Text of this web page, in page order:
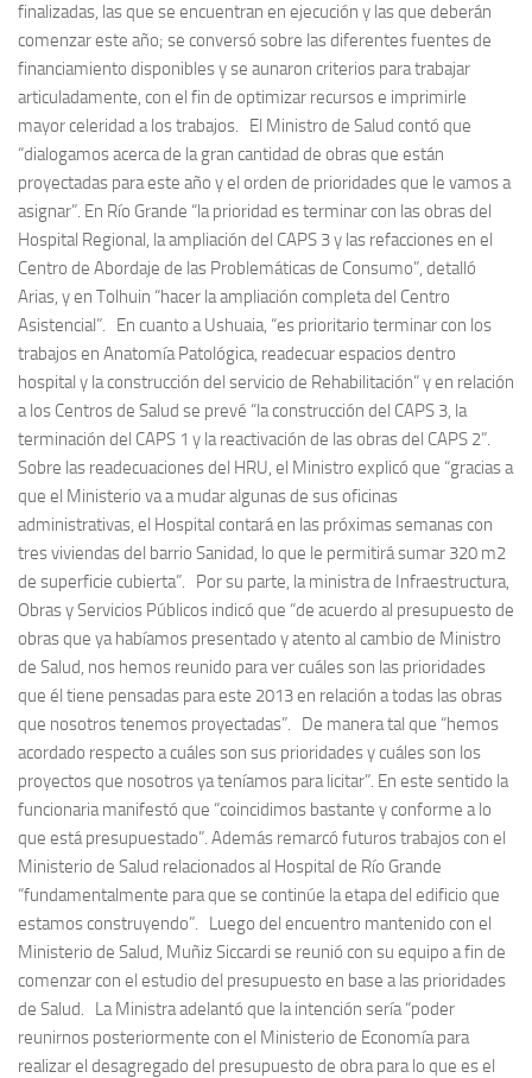
finalizadas, las que se encuentran en ejecución y las que deberán
comenzar este año; se conversó sobre las diferentes fuentes de
financiamiento disponibles y se aunaron criterios para trabajar
articuladamente, con el fin de optimizar recursos e imprimirle
mayor celeridad a los trabajos. El Ministro de Salud contó que
“dialogamos acerca de la gran cantidad de obras que están
proyectadas para este año y el orden de prioridades que le vamos a
asignar”. En Río Grande “la prioridad es terminar con las obras del
Hospital Regional, la ampliación del CAPS 3 y las refacciones en el
Centro de Abordaje de las Problemáticas de Consumo”, detalló
Arias, y en Tolhuin “hacer la ampliación completa del Centro
Asistencial”. En cuanto a Ushuaia, “es prioritario terminar con los
trabajos en Anatomía Patológica, readecuar espacios dentro
hospital y la construcción del servicio de Rehabilitación” y en relación
a los Centros de Salud se prevé “la construcción del CAPS 3, la
terminación del CAPS 1 y la reactivación de las obras del CAPS 2”.
Sobre las readecuaciones del HRU, el Ministro explicó que “gracias a
que el Ministerio va a mudar algunas de sus oficinas
administrativas, el Hospital contará en las próximas semanas con
tres viviendas del barrio Sanidad, lo que le permitirá sumar 320 m2
de superficie cubierta”. Por su parte, la ministra de Infraestructura,
Obras y Servicios Públicos indicó que “de acuerdo al presupuesto de
obras que ya habíamos presentado y atento al cambio de Ministro
de Salud, nos hemos reunido para ver cuáles son las prioridades
que él tiene pensadas para este 2013 en relación a todas las obras
que nosotros tenemos proyectadas”. De manera tal que “hemos
acordado respecto a cuáles son sus prioridades y cuáles son los
proyectos que nosotros ya teníamos para licitar”. En este sentido la
funcionaria manifestó que “coincidimos bastante y conforme a lo
que está presupuestado”. Además remarcó futuros trabajos con el
Ministerio de Salud relacionados al Hospital de Río Grande
“fundamentalmente para que se continúe la etapa del edificio que
estamos construyendo”. Luego del encuentro mantenido con el
Ministerio de Salud, Muñiz Siccardi se reunió con su equipo a fin de
comenzar con el estudio del presupuesto en base a las prioridades
de Salud. La Ministra adelantó que la intención sería “poder
reunirnos posteriormente con el Ministerio de Economía para
realizar el desagregado del presupuesto de obra para lo que es el